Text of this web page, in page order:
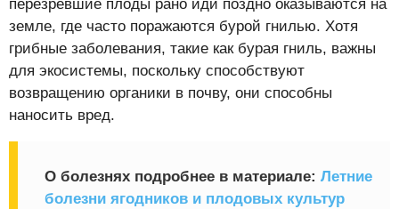
перезревшие плоды рано иди поздно оказываются на
земле, где часто поражаются бурой гнилью. Хотя
грибные заболевания, такие как бурая гниль, важны
для экосистемы, поскольку способствуют
возвращению органики в почву, они способны
наносить вред.
О болезнях подробнее в материале: Летние
болезни ягодников и плодовых культур